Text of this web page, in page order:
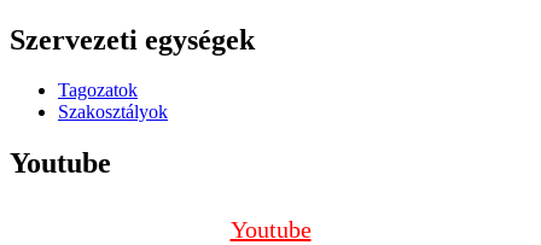
Szervezeti egységek
Tagozatok
Szakosztályok
Youtube
Youtube